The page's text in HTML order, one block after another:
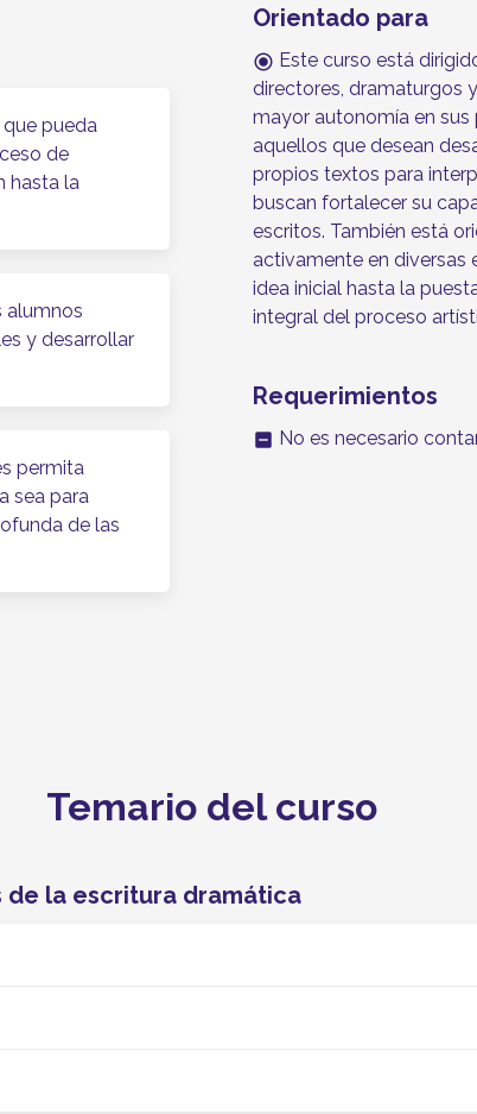
pueda
de
hasta la
alumnos
y desarrollar
permita
sea para
de las
Orientado para
radio_button_checked Este curso está
directores, dramaturgos
mayor autonomía en sus
aquellos que desean
propios textos para
buscan fortalecer su
escritos. También está
activamente en diversas
idea inicial hasta la
integral del proceso
Requerimientos
indeterminate_check_box No es necesario
Temario del curso
de la escritura dramática